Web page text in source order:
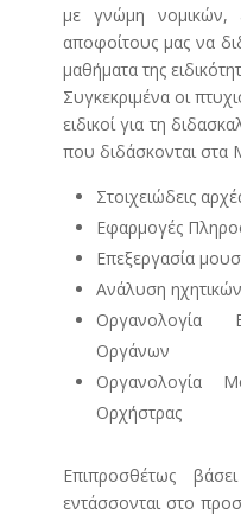
με γνώμη νομικών,
αποφοίτους μας να
μαθήματα της
Συγκεκριμένα οι
ειδικοί για τη
που διδάσκονται στα
Στοιχειώδεις
Εφαρμογές
Επεξεργασία
Ανάλυση
Οργανολογία
Οργάνων
Οργανολογία
Ορχήστρας
Επιπροσθέτως
εντάσσονται στο